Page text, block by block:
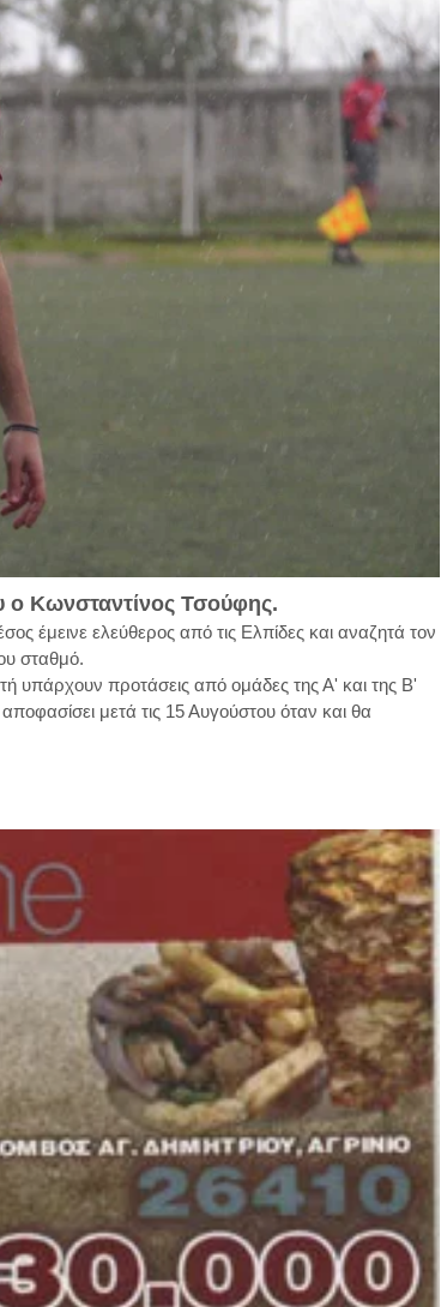
ο Κωνσταντίνος Τσούφης.
έμεινε ελεύθερος από τις Ελπίδες και αναζητά τον
σταθμό.
υπάρχουν προτάσεις από ομάδες της Α' και της Β'
αποφασίσει μετά τις 15 Αυγούστου όταν και θα